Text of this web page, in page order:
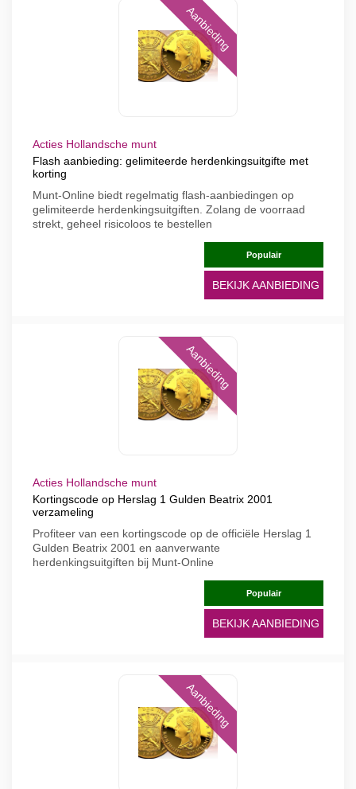
Aanbieding
Acties Hollandsche munt
Flash aanbieding: gelimiteerde herdenkingsuitgifte met
korting
Munt-Online biedt regelmatig flash-aanbiedingen op
gelimiteerde herdenkingsuitgiften. Zolang de voorraad
strekt, geheel risicoloos te bestellen
Populair
BEKIJK AANBIEDING
Aanbieding
Acties Hollandsche munt
Kortingscode op Herslag 1 Gulden Beatrix 2001
verzameling
Profiteer van een kortingscode op de officiële Herslag 1
Gulden Beatrix 2001 en aanverwante
herdenkingsuitgiften bij Munt-Online
Populair
BEKIJK AANBIEDING
Aanbieding